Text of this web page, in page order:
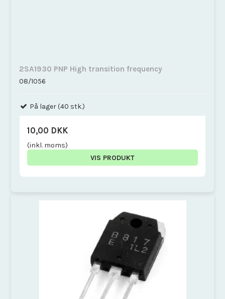
2SA1930 PNP High transition frequency
08/1056
På lager (40 stk.)
10,00 DKK
(inkl. moms)
VIS PRODUKT